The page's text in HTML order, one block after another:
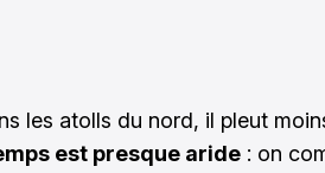
les atolls du nord, il pleut
est presque aride : on